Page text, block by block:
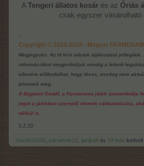
A Tengeri állatos kosár és az Óriás
csak egyszer vásárolható
.
Copyright © 2010-2020 - Magyar
Megjegyzés: Az itt leírt adatok tájékoztató jellegűek.
információkat megpróbáljuk mindig a lehető
ellenére előfordulhat, hogy téves, esetleg nem
jelennek meg.
A Bigpoint GmbH, a Farmerama játék üzemeltetője
jogot a játékban szereplő elemek változtatására,
nélkül is.
5.2.20
kiara010100 parrahviki12 ljanika6 és 19 más kedveli